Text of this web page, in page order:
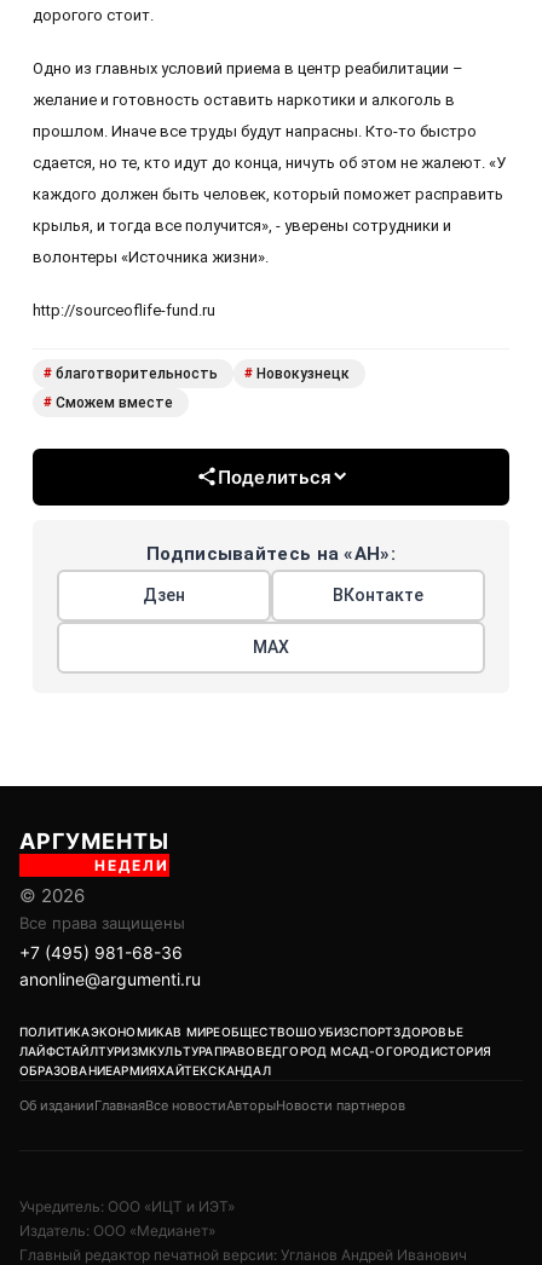
дорогого стоит.
Одно из главных условий приема в центр реабилитации –
желание и готовность оставить наркотики и алкоголь в
прошлом. Иначе все труды будут напрасны. Кто-то быстро
сдается, но те, кто идут до конца, ничуть об этом не жалеют. «У
каждого должен быть человек, который поможет расправить
крылья, и тогда все получится», - уверены сотрудники и
волонтеры «Источника жизни».
http://sourceoflife-fund.ru
# благотворительность # Новокузнецк
# Сможем вместе
Поделиться
Подписывайтесь на «АН»:
Дзен ВКонтакте
МАХ
АРГУМЕНТЫ
НЕДЕЛИ
© 2026
Все права защищены
+7 (495) 981-68-36
anonline@argumenti.ru
ПОЛИТИКАЭКОНОМИКАВ МИРЕОБЩЕСТВОШОУБИЗСПОРТЗДОРОВЬЕ
ЛАЙФСТАЙЛТУРИЗМКУЛЬТУРАПРАВОВЕДГОРОД МСАД-ОГОРОДИСТОРИЯ
ОБРАЗОВАНИЕАРМИЯХАЙТЕКСКАНДАЛ
Об изданииГлавнаяВсе новостиАвторыНовости партнеров
Учредитель: ООО «ИЦТ и ИЭТ»
Издатель: ООО «Медианет»
Главный редактор печатной версии: Угланов Андрей Иванович